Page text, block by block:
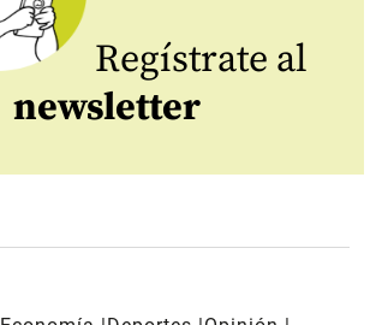
Regístrate al
newsletter